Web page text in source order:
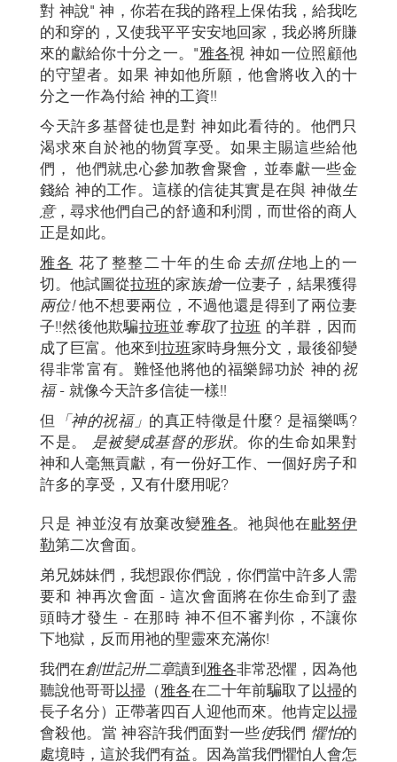
對 神說" 神，你若在我的路程上保佑我，給我吃
的和穿的，又使我平平安安地回家，我必將所賺
來的獻給你十分之一。"雅各視 神如一位照顧他
的守望者。如果 神如他所願，他會將收入的十
分之一作為付給 神的工資!!
今天許多基督徒也是對 神如此看待的。他們只
渴求來自於祂的物質享受。如果主賜這些給他
們， 他們就忠心參加教會聚會，並奉獻一些金
錢給 神的工作。這樣的信徒其實是在與 神做生
意，尋求他們自己的舒適和利潤，而世俗的商人
正是如此。
雅各 花了整整二十年的生命去抓住地上的一
切。他試圖從拉班的家族搶一位妻子，結果獲得
兩位!他不想要兩位，不過他還是得到了兩位妻
子!!然後他欺騙拉班並奪取了拉班 的羊群，因而
成了巨富。他來到拉班家時身無分文，最後卻變
得非常富有。難怪他將他的福樂歸功於 神的祝
福- 就像今天許多信徒一樣!!
但
「神的祝福」 的真正特徵是什麼? 是福樂嗎?
不是。
是被變成基督的形狀。你的生命如果對
神和人毫無貢獻，有一份好工作、一個好房子和
許多的享受，又有什麼用呢?
只是 神並沒有放棄改變雅各。祂與他在毗努伊
勒第二次會面。
弟兄姊妹們，我想跟你們說，你們當中許多人需
要和 神再次會面 - 這次會面將在你生命到了盡
頭時才發生 - 在那時 神不但不審判你，不讓你
下地獄，反而用祂的聖靈來充滿你!
我們在創世記卅二章讀到雅各非常恐懼，因為他
聽說他哥哥以掃 （雅各在二十年前騙取了以掃的
長子名分）正帶著四百人迎他而來。他肯定以掃
會殺他。當 神容許我們面對一些使我們 懼怕的
處境時，這於我們有益。因為當我們懼怕人會怎